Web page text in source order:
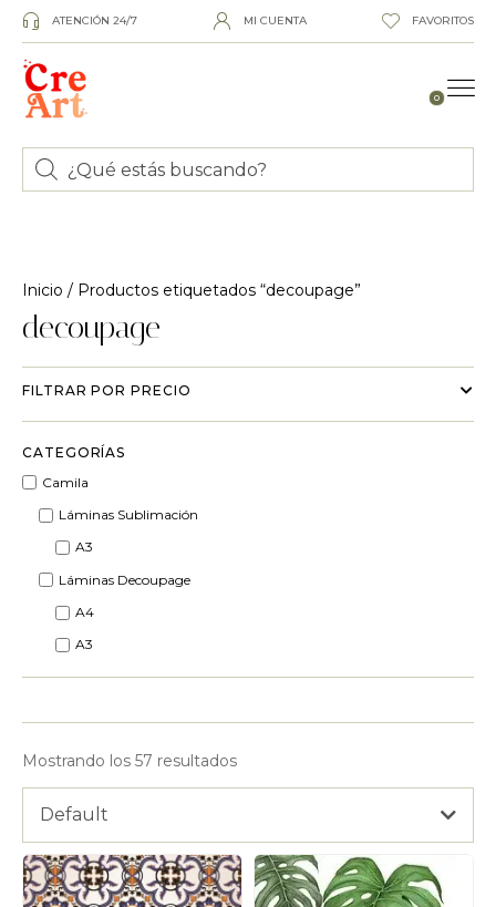
ATENCIÓN 24/7 MI CUENTA FAVORITOS
0
Inicio / Productos etiquetados “decoupage”
decoupage
FILTRAR POR PRECIO
CATEGORÍAS
Camila
Láminas Sublimación
A3
Láminas Decoupage
A4
A3
Mostrando los 57 resultados
Default